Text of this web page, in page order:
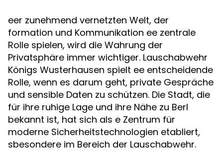
eer zunehmend vernetzten Welt, der
formation und Kommunikation ee zentrale
Rolle spielen, wird die Wahrung der
Privatsphäre immer wichtiger. Lauschabwehr
Königs Wusterhausen spielt ee entscheidende
Rolle, wenn es darum geht, private Gespräche
und sensible Daten zu schützen. Die Stadt, die
für ihre ruhige Lage und ihre Nähe zu Berl
bekannt ist, hat sich als e Zentrum für
moderne Sicherheitstechnologien etabliert,
sbesondere im Bereich der Lauschabwehr.